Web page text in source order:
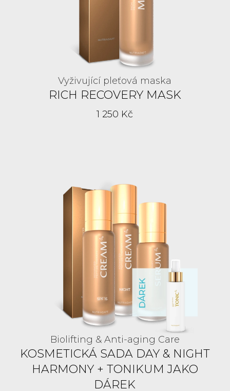
Vyživující pleťová maska
RICH RECOVERY MASK
1 250 Kč
Biolifting & Anti-aging Care
KOSMETICKÁ SADA DAY & NIGHT
HARMONY + TONIKUM JAKO
DÁREK